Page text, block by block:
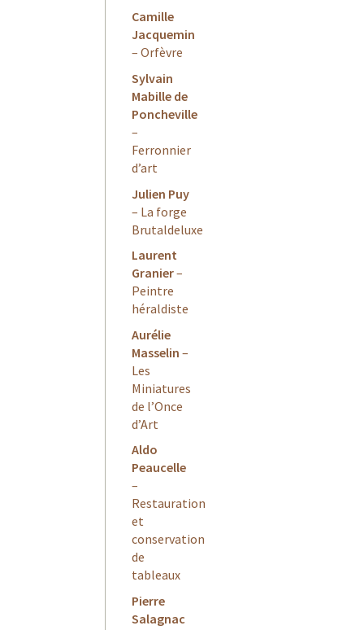
Camille
Jacquemin
– Orfèvre
Sylvain
Mabille de
Poncheville
–
Ferronnier
d’art
Julien Puy
– La forge
Brutaldeluxe
Laurent
Granier–
Peintre
héraldiste
Aurélie
Masselin –
Les
Miniatures
de l’Once
d’Art
Aldo
Peaucelle
–
Restauration
et
conservation
de
tableaux
Pierre
Salagnac